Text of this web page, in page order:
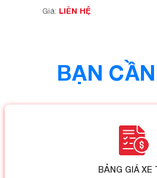
Giá: LIÊN HỆ
BẠN
BẢNG GIÁ XE